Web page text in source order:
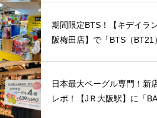
切り100g/75円！ 私が知
地域最安値と思います！【J
期間限定BTS！【キデイラ
阪梅田店】で「BTS（BT21
日本最大ベーグル専門！新
レポ！【JＲ大阪駅】に「